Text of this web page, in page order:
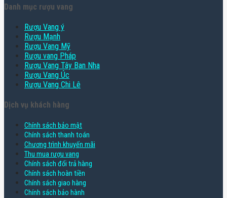
Danh mục rượu vang
Rượu Vang ý
Rượu Mạnh
Rượu Vang Mỹ
Rượu vang Pháp
Rượu Vang Tây Ban Nha
Rượu Vang Úc
Rượu Vang Chi Lê
Dịch vụ khách hàng
Chính sách bảo mật
Chính sách thanh toán
Chương trình khuyến mãi
Thu mua rượu vang
Chính sách đổi trả hàng
Chính sách hoàn tiền
Chính sách giao hàng
Chính sách bảo hành